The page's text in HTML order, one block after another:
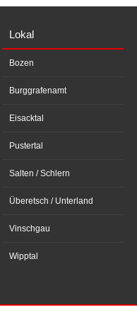
Lokal
Bozen
Burggrafenamt
Eisacktal
Pustertal
Salten / Schlern
Überetsch / Unterland
Vinschgau
Wipptal